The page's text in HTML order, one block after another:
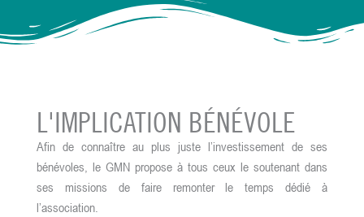
L'IMPLICATION BÉNÉVOLE
Afin de connaître au plus juste l’investissement de ses
bénévoles, le GMN propose à tous ceux le soutenant dans
ses missions de faire remonter le temps dédié à
l’association.